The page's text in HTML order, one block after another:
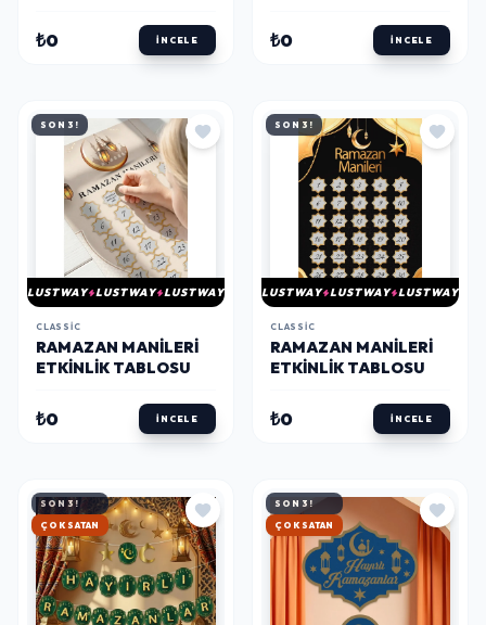
₺0 İNCELE ₺0 İNCELE
SON 3!
LUSTWAY LUSTWAY LUSTWAY
CLASSIC
RAMAZAN MANILERI
ETKINLIK TABLOSU
₺0 İNCELE
SON 3!
LUSTWAY LUSTWAY LUSTWAY
CLASSIC
RAMAZAN MANILERI
ETKINLIK TABLOSU
₺0 İNCELE
SON 3!
HIZLI KARGO
SON 3!
HIZLI KARGO